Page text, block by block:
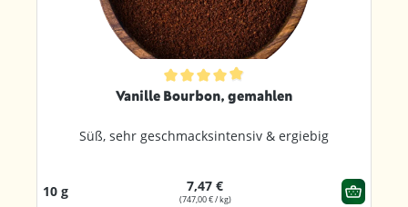
Durchschnittliche Bewertung von 4.8 von 5 Sternen
Vanille Bourbon, gemahlen
Süß, sehr geschmacksintensiv & ergiebig
10 g 7,47 €
(747,00 € / kg)